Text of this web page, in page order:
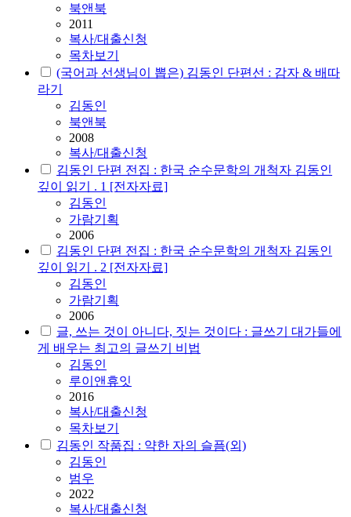
북앤북
2011
복사/대출신청
목차보기
(국어과 선생님이 뽑은) 김동인 단편선 : 감자 & 배따
라기
김동인
북앤북
2008
복사/대출신청
김동인 단편 전집 : 한국 순수문학의 개척자 김동인
깊이 읽기 . 1 [전자자료]
김동인
가람기획
2006
김동인 단편 전집 : 한국 순수문학의 개척자 김동인
깊이 읽기 . 2 [전자자료]
김동인
가람기획
2006
글, 쓰는 것이 아니다, 짓는 것이다 : 글쓰기 대가들에
게 배우는 최고의 글쓰기 비법
김동인
루이앤휴잇
2016
복사/대출신청
목차보기
김동인 작품집 : 약한 자의 슬픔(외)
김동인
범우
2022
복사/대출신청